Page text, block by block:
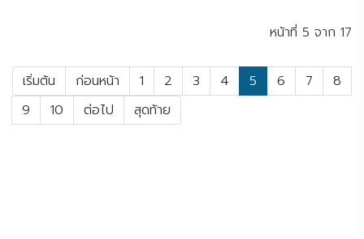
หน้าที่ 5 จาก 17
เริ่มต้น ก่อนหน้า 1 2 3 4 5 6 7
8
9
10 ต่อไป สุดท้าย